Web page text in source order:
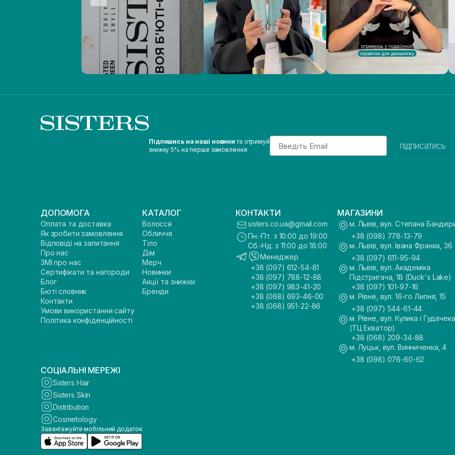
Підпишись на наші новини та отримуй
знижку 5% на перше замовлення
Email
підписатись
ДОПОМОГА
Оплата та доставка
Як зробити замовлення
Відповіді на запитання
Про нас
ЗМІ про нас
Сертифікати та нагороди
Блог
Бюті словник
Контакти
Умови використання сайту
Політика конфіденційності
КАТАЛОГ
Волосся
Обличчя
Тіло
Дім
Мерч
Новинки
Акції та знижки
Бренди
КОНТАКТИ
sisters.co.ua@gmail.com
Пн.-Пт. з 10:00 до 19:00
Сб.-Нд. з 11:00 до 18:00
Менеджер
+38 (097) 612-54-81
+38 (097) 788-12-88
+38 (097) 983-41-20
+38 (068) 693-46-00
+38 (068) 951-22-86
МАГАЗИНИ
м. Львів, вул. Степана
+38 (098) 778-13-79
м. Львів, вул. Івана Франка, 36
+38 (097) 611-95-94
м. Львів, вул. Академіка
Підстригача, 1В (Duck's Lake)
+38 (097) 101-97-16
м. Рівне, вул. 16-го Липня, 15
+38 (097) 544-61-44
м. Рівне, вул. Кулика і
(ТЦ Екватор)
+38 (068) 209-34-88
м. Луцьк, вул. Винниченка, 4
+38 (098) 076-60-62
СОЦІАЛЬНІ МЕРЕЖІ
Sisters Hair
Sisters Skin
Distribution
Cosmetology
Завантажуйте мобільний додаток